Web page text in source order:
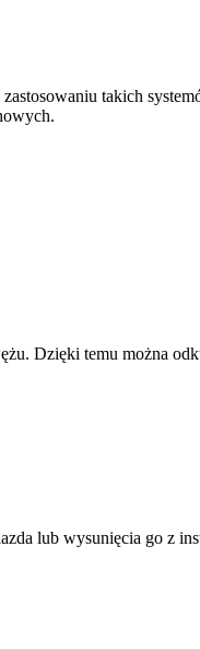
takich
Dzięki temu można
lub wysunięcia go z